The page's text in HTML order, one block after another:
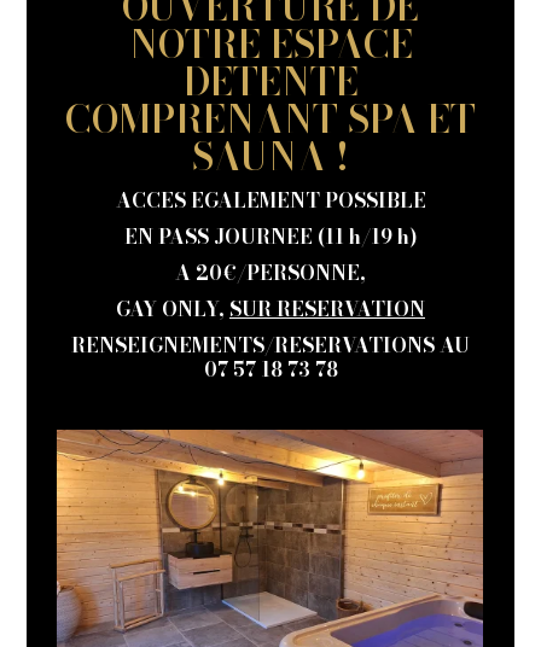
NOTRE ESPACE
DETENTE
COMPRENANT SPA ET
SAUNA !
ACCES EGALEMENT POSSIBLE
EN PASS JOURNEE (11 h/19 h)
A 20€/PERSONNE,
GAY ONLY, SUR RESERVATION
RENSEIGNEMENTS/RESERVATIONS AU
07 57 18 73 78